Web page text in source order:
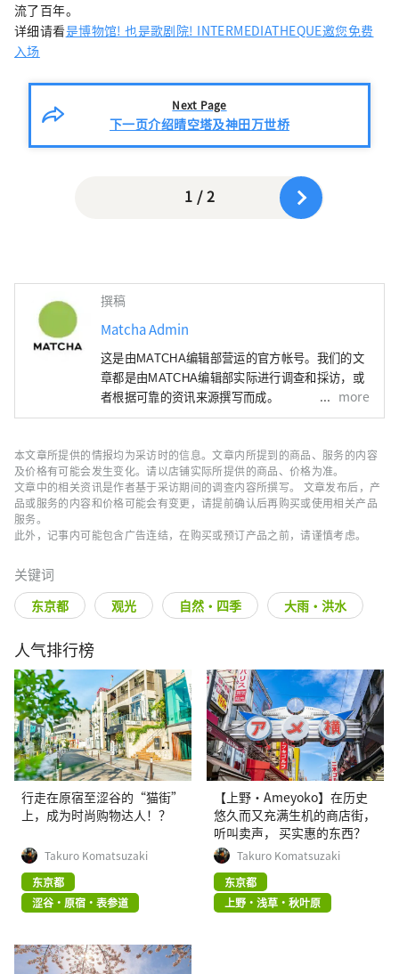
流了百年。
详细请看是博物馆! 也是歌剧院! INTERMEDIATHEQUE邀您免费
入场
Next Page
下一页介绍晴空塔及神田万世桥
1 / 2
撰稿
Matcha Admin
这是由MATCHA编辑部营运的官方帐号。我们的文
章都是由MATCHA编辑部实际进行调查和採访，或
者根据可靠的资讯来源撰写而成。
more
本文章所提供的情报均为采访时的信息。文章内所提到的商品、服务的内容
及价格有可能会发生变化。请以店铺实际所提供的商品、价格为准。
文章中的相关资讯是作者基于采访期间的调查内容所撰写。 文章发布后，产
品或服务的内容和价格可能会有变更，请提前确认后再购买或使用相关产品
服务。
此外，记事内可能包含广告连结，在购买或预订产品之前，请谨慎考虑。
关键词
东京都 观光 自然・四季 大雨・洪水
人气排行榜
行走在原宿至涩谷的“猫街”
上，成为时尚购物达人！？
Takuro Komatsuzaki
东京都
涩谷・原宿・表参道
【上野·Ameyoko】在历史
悠久而又充满生机的商店街，
听叫卖声， 买实惠的东西？
Takuro Komatsuzaki
东京都
上野・浅草・秋叶原